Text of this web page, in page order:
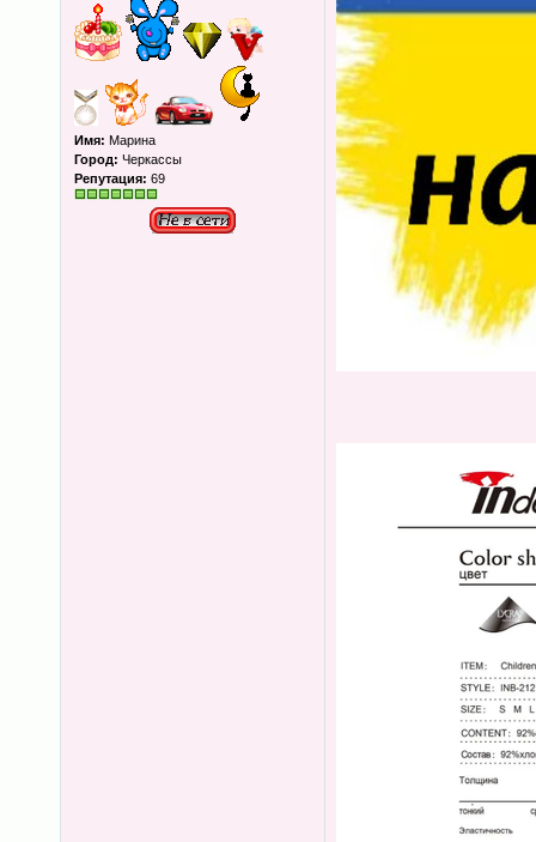
Имя: Марина
Город: Черкассы
Репутация: 69